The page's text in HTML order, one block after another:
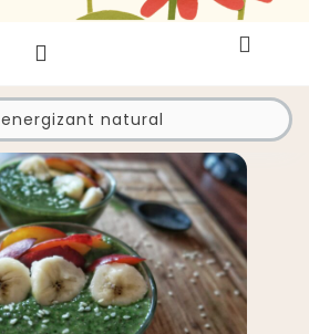
energizant natural